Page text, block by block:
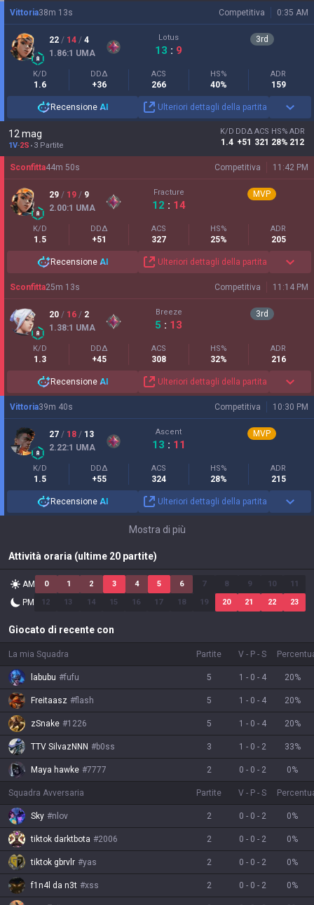
Competitiva 0:35 AM
Vittoria38m 13s
22 / 14 / 4
1.86:1 UMA
Lotus
13 : 9
3rd
K/D
1.6
DDΔ
+36
ACS
266
HS%
40%
ADR
159
Recensione AI Ulteriori dettagli della partita
12 mag
1V-2S 3 Partite
K/D
1.4
DDΔ
+51
ACS
321
HS%
28%
ADR
212
Competitiva 11:42 PM
Sconfitta44m 50s
29 / 19 / 9
2.00:1 UMA
Fracture
12 : 14
MVP
K/D
1.5
DDΔ
+51
ACS
327
HS%
25%
ADR
205
Recensione AI Ulteriori dettagli della partita
Competitiva 11:14 PM
Sconfitta25m 13s
20 / 16 / 2
1.38:1 UMA
Breeze
5 : 13
3rd
K/D
1.3
DDΔ
+45
ACS
308
HS%
32%
ADR
216
Recensione AI Ulteriori dettagli della partita
Competitiva 10:30 PM
Vittoria39m 40s
27 / 18 / 13
2.22:1 UMA
Ascent
13 : 11
MVP
K/D
1.5
DDΔ
+55
ACS
324
HS%
28%
ADR
215
Recensione AI Ulteriori dettagli della partita
Mostra di più
Attività oraria (ultime 20 partite)
AM 0 1 2 3 4 5 6 7 8 9 10 11
PM 12 13 14 15 16 17 18 19 20 21 22 23
Giocato di recente con
La mia Squadra Partite V - P - S
labubu #fufu 5 1 - 0 - 4 20%
Freitaasz #flash 5 1 - 0 - 4 20%
zSnake #1226 5 1 - 0 - 4 20%
TTV SilvazNNN #b0ss 3 1 - 0 - 2 33%
Maya hawke #7777 2 0 - 0 - 2 0%
Squadra Avversaria Partite V - P - S
Sky #nlov 2 0 - 0 - 2 0%
tiktok darktbota #2006 2 0 - 0 - 2 0%
tiktok gbrvlr #yas 2 0 - 0 - 2 0%
f1n4l da n3t #xss 2 0 - 0 - 2 0%